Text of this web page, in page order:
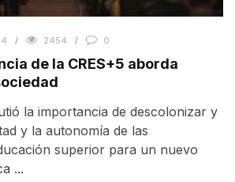
2454 0
de la CRES+5 aborda
la importancia de descolonizar y
y la autonomía de las
superior para un nuevo
...